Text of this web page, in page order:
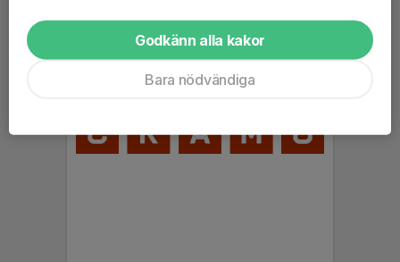
Godkänn alla kakor
Bara nödvändiga